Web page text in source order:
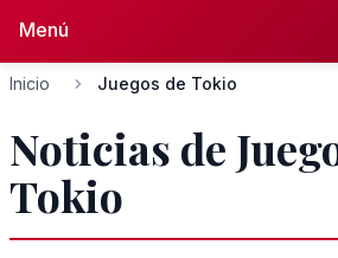
Menú
Inicio Juegos de Tokio
Noticias de
Tokio